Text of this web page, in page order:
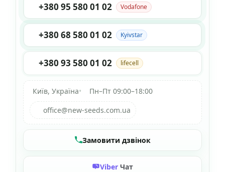
+380 95 580 01 02 Vodafone
+380 68 580 01 02 Kyivstar
+380 93 580 01 02 lifecell
Київ, Україна•
Пн–Пт 09:00–18:00
office@new-seeds.com.ua
Замовити дзвінок
Viber Чат